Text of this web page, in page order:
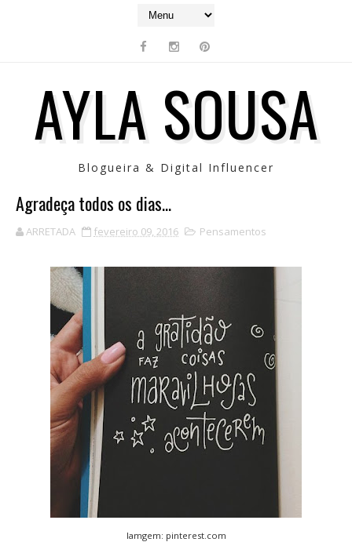
AYLA SOUSA
Blogueira & Digital Influencer
Agradeça todos os dias...
ARRETADA fevereiro 09, 2016 Pensamentos
Iamgem: pinterest.com